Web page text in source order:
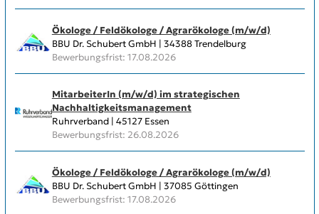
Ökologe / Feldökologe / Agrarökologe (m/w/d)
BBU Dr. Schubert GmbH | 34388 Trendelburg
Bewerbungsfrist: 17.08.2026
MitarbeiterIn (m/w/d) im strategischen
Nachhaltigkeitsmanagement
Ruhrverband | 45127 Essen
Bewerbungsfrist: 26.08.2026
Ökologe / Feldökologe / Agrarökologe (m/w/d)
BBU Dr. Schubert GmbH | 37085 Göttingen
Bewerbungsfrist: 17.08.2026